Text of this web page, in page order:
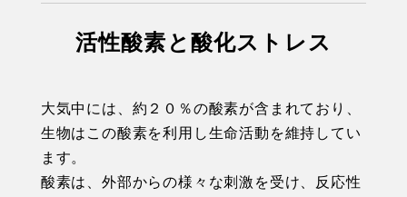
活性酸素と酸化ストレス
大気中には、約２０％の酸素が含まれており、
生物はこの酸素を利用し生命活動を維持してい
ます。
酸素は、外部からの様々な刺激を受け、反応性